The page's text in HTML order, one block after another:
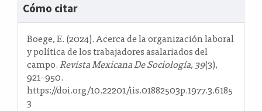
del
artículo
Cómo citar
Boege, E. (2024). Acerca de la organización laboral
y política de los trabajadores asalariados del
campo.Revista Mexicana De Sociología,39(3),
921–950.
https://doi.org/10.22201/iis.01882503p.1977.3.6185
3